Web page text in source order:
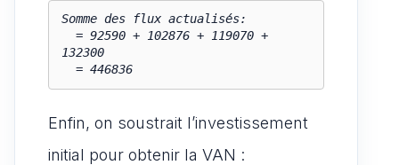
Somme des flux actualisés:
132300
  = 446836
Enfin, on soustrait l’investissement
initial pour obtenir la VAN :